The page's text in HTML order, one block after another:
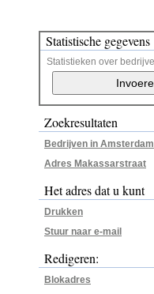
Statistische gegevens
Statistieken over
Zoekresultaten
Bedrijven in Amsterdam
Adres Makassarstraat
Het adres dat u kunt
Drukken
Stuur naar e-mail
Redigeren:
Blokadres